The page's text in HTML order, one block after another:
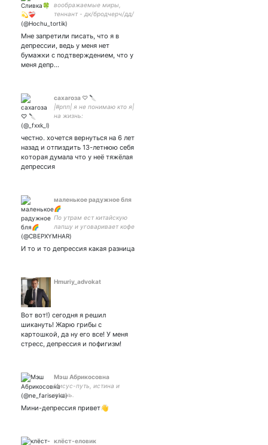
воображаемые миры,
теннант - дк/бродчерч/дд/
оменсы (рисую всякую
Краши
Мне запретили писать, что я в
депрессии, ведь у меня нет
бумажки с подтверждением, что у
меня депр…
caxarоза ♡ 🔪
|#рпп| я не понимаю кто я|
на жизнь:
мы справимся...
честно. хочется вернуться на 6 лет
назад и отпиздить 13-летнюю себя
которая думала что у неё тяжёлая
депрессия
маленькое радужное бля
🌈
По утрам ест китайскую
лапшу и уговаривает кофе
не пугать маму • She's
мне ж поебать • Клуб
И то и то депрессия какая разница
Hmuriy_advokat
Вот вот!) сегодня я решил
шикануть! Жарю грибы с
картошкой, да ну его все! У меня
стресс, депрессия и пофигизм!
Мэш Абрикосовна
Иисус-путь, истина и
жизнь.
Мини-депрессия привет👋
клëст-еловик